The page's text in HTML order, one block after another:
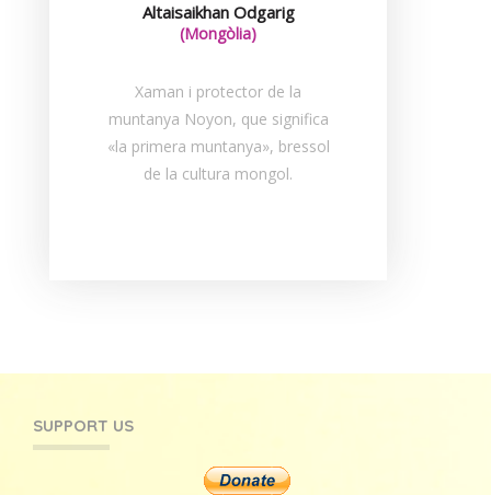
Altaisaikhan Odgarig
(Mongòlia)
Xaman i protector de la
muntanya Noyon, que significa
«la primera muntanya», bressol
de la cultura mongol.
SUPPORT US